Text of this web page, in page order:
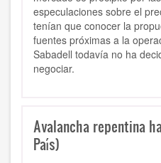
especulaciones sobre el
tenían que conocer la
fuentes próximas a la
Sabadell todavía no ha
negociar.
Avalancha repentina
País)